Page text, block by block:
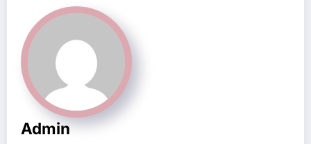
Admin